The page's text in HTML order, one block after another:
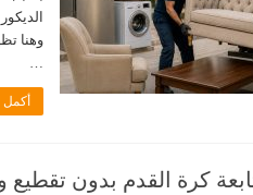
وهنا
…
أكمل
كرة القدم بدون تقطيع